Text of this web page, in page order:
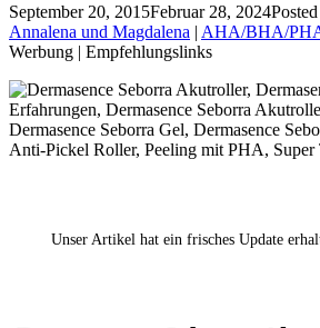
September 20, 2015Februar 28, 2024
Annalena und Magdalena | AHA/BHA/
Werbung | Empfehlungslinks
Unser Artikel hat ein frisches Update